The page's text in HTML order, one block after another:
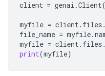
client = genai .Client
myfile = client. files .
file_name = myfile.
myfile = client. files .
print(myfile)